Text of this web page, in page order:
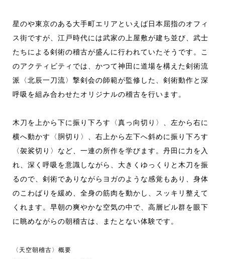
星のや東京のある大手町エリアといえば日本屈指のオフィ
ス街ですが、江戸時代には武家の上屋敷が建ち並び、武士
たちによる剣術の稽古が盛んに行われていたそうです。こ
のアクティビティでは、かつて神田に道場を構えた剣術流
派〈北辰一刀流〉撃剣会の師範が監修した、剣術動作と深
呼吸を組み合わせたオリジナルの稽古を行います。
木刀を上から下に振り下ろす〈真っ向切り〉、左から右に
横へ動かす〈胴切り〉、右上から左下へ斜めに振り下ろす
〈袈裟切り〉など、一連の所作を学びます。丹田に力を入
れ、深く呼吸を意識しながら、大きくゆっくりと木刀を振
るので、剣術でありながらヨガのような感覚もあり、身体
のこわばりを緩め、全身の筋肉を動かし、スッキリ整えて
くれます。早朝の爽やかな空気の中で、高層ビル群を眼下
に眺めながらの朝稽古は、またとない体験です。
〈天空朝稽古〉概要